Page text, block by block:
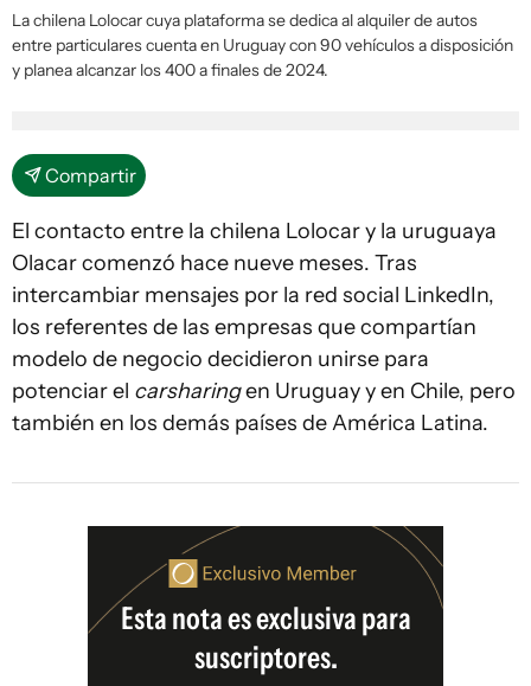
La chilena Lolocar cuya plataforma se dedica al alquiler de autos
entre particulares cuenta en Uruguay con 90 vehículos a disposición
y planea alcanzar los 400 a finales de 2024.
Compartir
El contacto entre la chilena Lolocar y la uruguaya
Olacar comenzó hace nueve meses. Tras
intercambiar mensajes por la red social LinkedIn,
los referentes de las empresas que compartían
modelo de negocio decidieron unirse para
potenciar el carsharingen Uruguay y en Chile, pero
también en los demás países de América Latina.
Esta nota es exclusiva para
suscriptores.